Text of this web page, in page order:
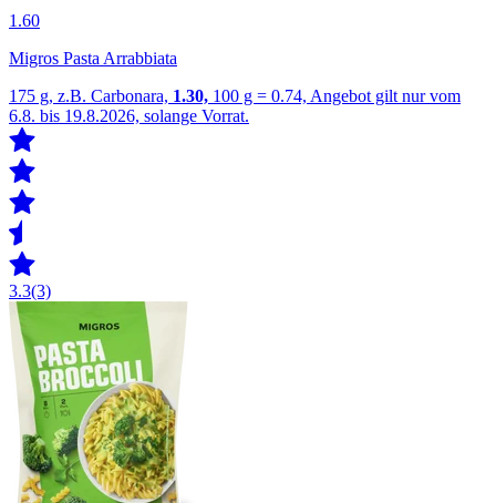
1.60
Migros Pasta Arrabbiata
175 g, z.B. Carbonara, 1.30, 100 g = 0.74, Angebot gilt nur vom
6.8. bis 19.8.2026, solange Vorrat.
3.3(3)